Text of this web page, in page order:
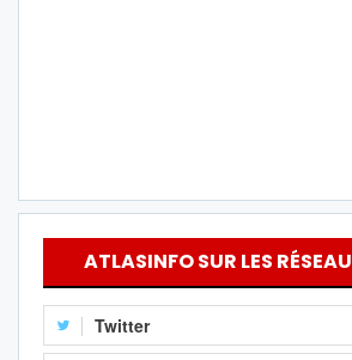
ATLASINFO SUR LES
Twitter